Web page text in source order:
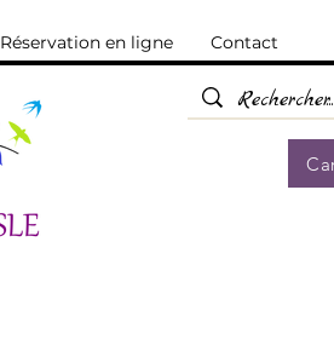
Réservation en ligne Contact